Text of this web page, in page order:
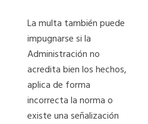
La multa también puede
impugnarse si la
Administración no
acredita bien los hechos,
aplica de forma
incorrecta la norma o
existe una señalización